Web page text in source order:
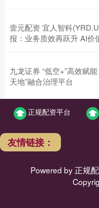
壹元配资 宜人智科
报：业务质效再跃升 AI价
九龙证券 “低空+”高效赋
天地”融合治理平台
正规配资平台
友情链接：
Powered by 正规